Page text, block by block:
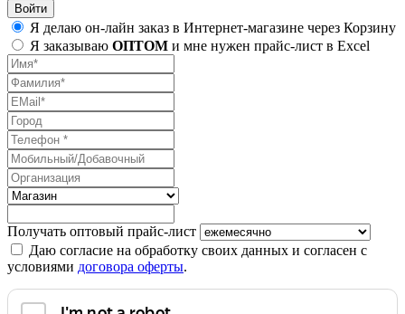
Я делаю он-лайн заказ в Интернет-магазине через Корзину
Я заказываю ОПТОМ и мне нужен прайс-лист в Excel
Получать оптовый прайс-лист
Даю согласие на обработку своих данных и согласен с
условиями договора оферты.